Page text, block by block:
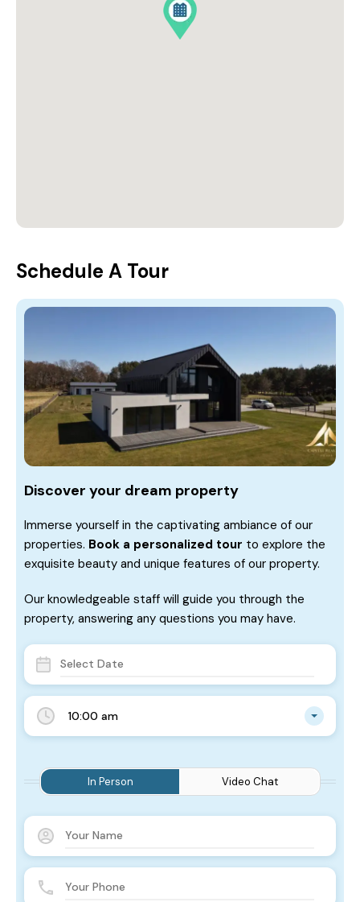
Schedule A Tour
10:00 am
In Person Video Chat
Discover your dream property
Immerse yourself in the captivating ambiance of our
properties. Book a personalized tour to explore the
exquisite beauty and unique features of our property.
Our knowledgeable staff will guide you through the
property, answering any questions you may have.